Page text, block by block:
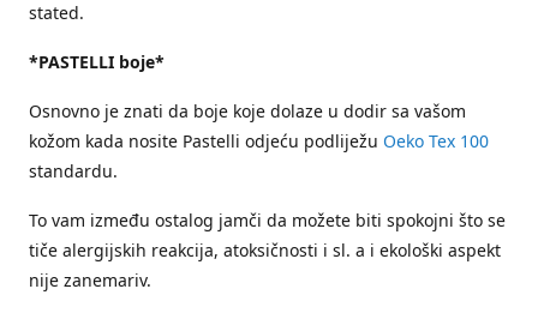
stated.
*PASTELLI boje*
Osnovno je znati da boje koje dolaze u dodir sa vašom
kožom kada nosite Pastelli odjeću podliježu Oeko Tex 100
standardu.
To vam između ostalog jamči da možete biti spokojni što se
tiče alergijskih reakcija, atoksičnosti i sl. a i ekološki aspekt
nije zanemariv.